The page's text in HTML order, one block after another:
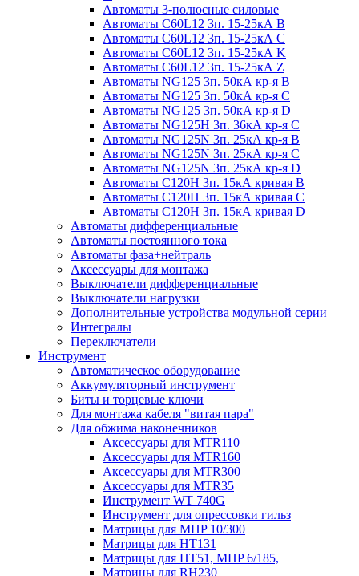
Автоматы 3-полюсные силовые
Автоматы C60L12 3п. 15-25кА B
Автоматы C60L12 3п. 15-25кА C
Автоматы C60L12 3п. 15-25кА K
Автоматы C60L12 3п. 15-25кА Z
Автоматы NG125 3п. 50кА кр-я B
Автоматы NG125 3п. 50кА кр-я C
Автоматы NG125 3п. 50кА кр-я D
Автоматы NG125H 3п. 36кА кр-я C
Автоматы NG125N 3п. 25кА кр-я B
Автоматы NG125N 3п. 25кА кр-я C
Автоматы NG125N 3п. 25кА кр-я D
Автоматы С120Н 3п. 15кА кривая B
Автоматы С120Н 3п. 15кА кривая C
Автоматы С120Н 3п. 15кА кривая D
Автоматы дифференциальные
Автоматы постоянного тока
Автоматы фаза+нейтраль
Аксессуары для монтажа
Выключатели дифференциальные
Выключатели нагрузки
Дополнительные устройства модульной серии
Интегралы
Переключатели
Инструмент
Автоматическое оборудование
Аккумуляторный инструмент
Биты и торцевые ключи
Для монтажа кабеля "витая пара"
Для обжима наконечников
Аксессуары для MTR110
Аксессуары для MTR160
Аксессуары для MTR300
Аксессуары для MTR35
Инструмент WT 740G
Инструмент для опрессовки гильз
Матрицы для MHP 10/300
Матрицы для НТ131
Матрицы для НТ51, MHP 6/185,
Матрицы для RH230